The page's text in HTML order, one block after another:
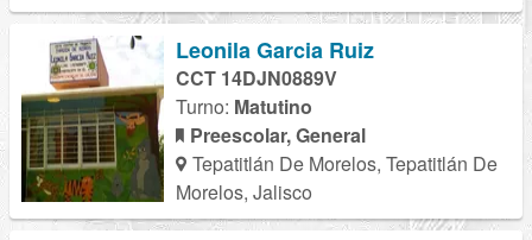
Leonila Garcia Ruiz
CCT 14DJN0889V
Turno: Matutino
Preescolar, General
Tepatitlán De Morelos, Tepatitlán De
Morelos, Jalisco